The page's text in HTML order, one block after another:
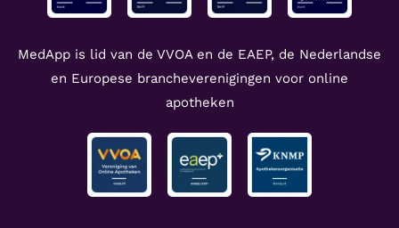
MedApp is lid van de VVOA en de EAEP, de Nederlandse
en Europese brancheverenigingen voor online
apotheken